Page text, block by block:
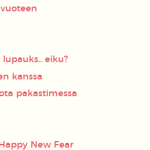
eiku?
kanssa
pakastimessa
New Fear